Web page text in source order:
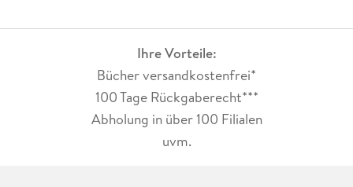
Ihre Vorteile:
Bücher versandkostenfrei*
100 Tage Rückgaberecht***
Abholung in über 100 Filialen
uvm.